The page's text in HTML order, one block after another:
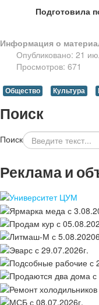
Подготовила
Информация о
Опубликовано: 21
Просмотров: 671
Общество Культура
Поиск
Поиск
Реклама и